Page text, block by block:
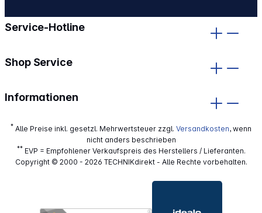
Service-Hotline
Shop Service
Informationen
* Alle Preise inkl. gesetzl. Mehrwertsteuer zzgl. Versandkosten, wenn
nicht anders beschrieben
**EVP = Empfohlener Verkaufspreis des Herstellers / Lieferanten.
Copyright © 2000 - 2026 TECHNIKdirekt - Alle Rechte vorbehalten.